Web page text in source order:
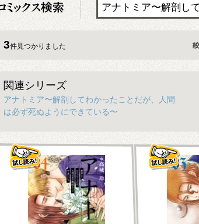
3件見つかりました
関連シリーズ
アナトミア〜解剖してわかったことだが、人間
は必ず死ぬようにできている〜